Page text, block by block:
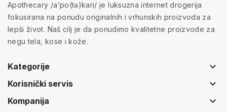
Apothecary /a’po(tə)kari/ je luksuzna internet drogerija
fokusirana na ponudu originalnih i vrhunskih proizvoda za
lepši život. Naš cilj je da ponudimo kvalitetne proizvode za
negu tela, kose i kože.
Kategorije keyboard_arrow_down
Korisnički servis keyboard_arrow_down
Kompanija keyboard_arrow_down